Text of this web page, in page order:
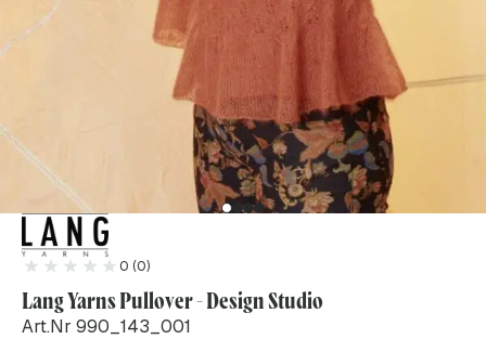
0 (0)
Lang Yarns Pullover - Design Studio
Art.Nr 990_143_001